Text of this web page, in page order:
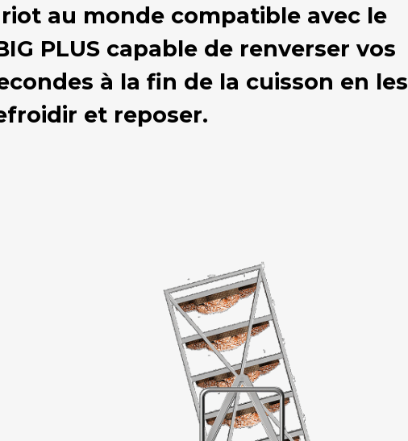
au monde compatible avec le
PLUS capable de renverser vos
à la fin de la cuisson en les
et reposer.